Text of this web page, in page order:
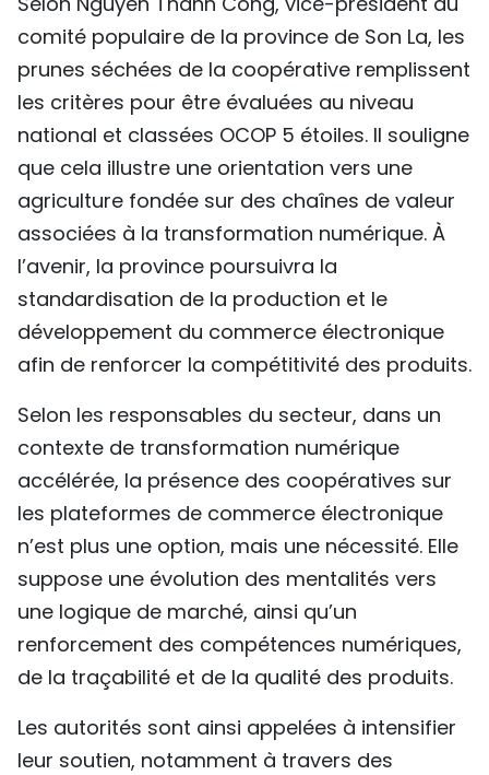
comité populaire de la province de Son La, les
prunes séchées de la coopérative remplissent
les critères pour être évaluées au niveau
national et classées OCOP 5 étoiles. Il souligne
que cela illustre une orientation vers une
agriculture fondée sur des chaînes de valeur
associées à la transformation numérique. À
l’avenir, la province poursuivra la
standardisation de la production et le
développement du commerce électronique
afin de renforcer la compétitivité des produits.
Selon les responsables du secteur, dans un
contexte de transformation numérique
accélérée, la présence des coopératives sur
les plateformes de commerce électronique
n’est plus une option, mais une nécessité. Elle
suppose une évolution des mentalités vers
une logique de marché, ainsi qu’un
renforcement des compétences numériques,
de la traçabilité et de la qualité des produits.
Les autorités sont ainsi appelées à intensifier
leur soutien, notamment à travers des